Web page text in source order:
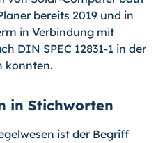
bereits 2019 und in
in Verbindung mit
DIN SPEC 12831-1 in der
konnten.
in Stichworten
ist der Begriff